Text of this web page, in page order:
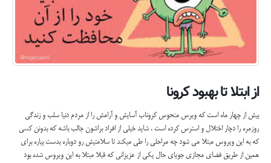
از ابتلا تا بهبود کرونا
بیش از چهار ماه است که ویرس منحوس کروناب آسایش و آرامش را از مردم دنیا سلب و زندگی
روزمره را دچار اختلال و استرس کرده است . شاید خیلی از افراد براشون جالب باشه که بدونن کسی
که به این ویروس مبتلا می شود چه مراحلی را طی میکند تا سلامتیش رو دوباره بدست بیاره برای
همین از طریق فضای مجازی جویای حال یکی از عزیزانی که قبلا مبتلا به این ویروس شده بود